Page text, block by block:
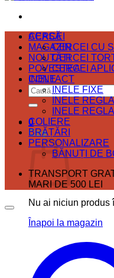
ACASĂ
MAGAZIN
NOUTĂȚI
POVESTEA
CONTACT
Caută
după:
0
Coș
Nu ai niciun produs
Înapoi la magazin
CERCEI
CERCEI CU
CERCEI
CERCEI
INELE
INELE FIXE
INELE
INELE
COLIERE
BRĂȚĂRI
PERSONALIZARE
BĂNUȚI DE
TRANSPORT
MARI DE 500 LEI